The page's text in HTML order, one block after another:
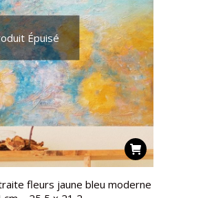
Épuisé
fleurs jaune bleu moderne